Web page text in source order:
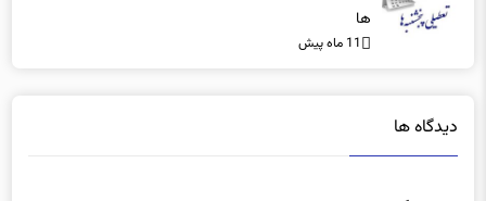
ها
11 ماه پیش
دیدگاه ها